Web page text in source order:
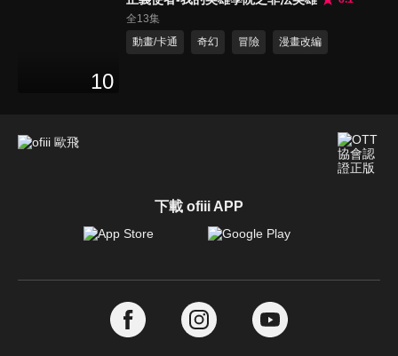
10
全13集
動畫/卡通
奇幻 冒險 漫畫改編
下載 ofiii APP